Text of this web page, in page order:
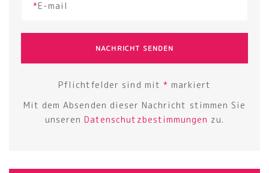
*E-mail
NACHRICHT SENDEN
Pflichtfelder sind mit * markiert
Mit dem Absenden dieser Nachricht stimmen Sie
unserenDatenschutzbestimmungen zu.